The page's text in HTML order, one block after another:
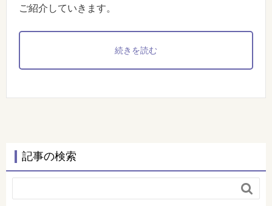
ご紹介していきます。
続きを読む
記事の検索
